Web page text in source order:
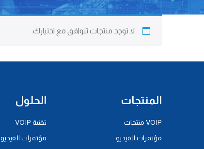
لا توجد منتجات تتوافق مع اختيارك.
المنتجات
VOIP منتجات
مؤتمرات الفيديو
الحلول
تقنية VOIP
مؤتمرات الفيديو